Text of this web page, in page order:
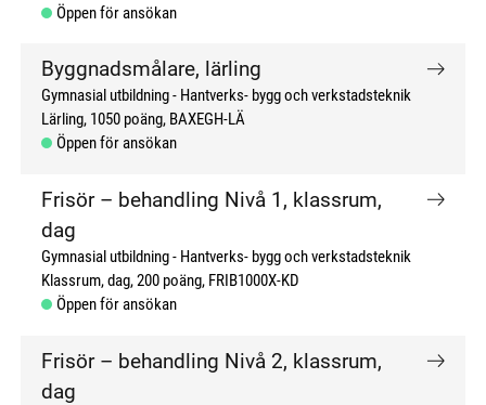
Öppen för ansökan
Byggnadsmålare, lärling
Gymnasial utbildning
Hantverks- bygg och verkstadsteknik
Lärling 1050 poäng BAXEGH-LÄ
Öppen för ansökan
Frisör – behandling Nivå 1, klassrum,
dag
Gymnasial utbildning
Hantverks- bygg och verkstadsteknik
Klassrum, dag 200 poäng FRIB1000X-KD
Öppen för ansökan
Frisör – behandling Nivå 2, klassrum,
dag